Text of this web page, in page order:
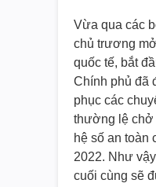
Vừa qua các
chủ trương
quốc tế, bắt
Chính phủ đã
phục các
thường lệ chở
hệ số an toàn
2022. Như
cuối cùng sẽ